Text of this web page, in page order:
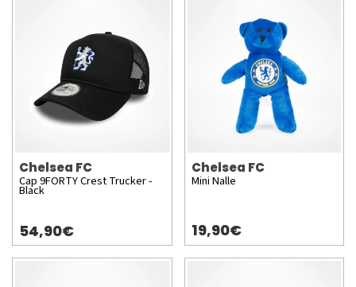
Chelsea FC
Cap 9FORTY Crest Trucker -
Black
54,90€
Chelsea FC
Mini Nalle
19,90€